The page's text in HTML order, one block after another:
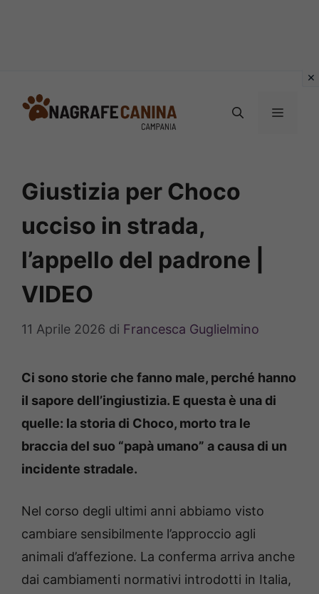
MENU
Giustizia per Choco
ucciso in strada,
l’appello del padrone |
VIDEO
11 Aprile 2026 di Francesca Guglielmino
Ci sono storie che fanno male, perché hanno
il sapore dell’ingiustizia. E questa è una di
quelle: la storia di Choco, morto tra le
braccia del suo “papà umano” a causa di un
incidente stradale.
Nel corso degli ultimi anni abbiamo visto
cambiare sensibilmente l’approccio agli
animali d’affezione. La conferma arriva anche
dai cambiamenti normativi introdotti in Italia,